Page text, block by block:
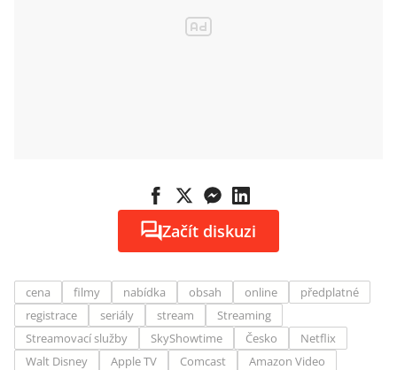
Začít diskuzi
cena filmy nabídka obsah online
předplatné
registrace
seriály stream
Streaming
Streamovací služby
SkyShowtime Česko
Netflix
Walt Disney
Apple TV Comcast
Amazon Video